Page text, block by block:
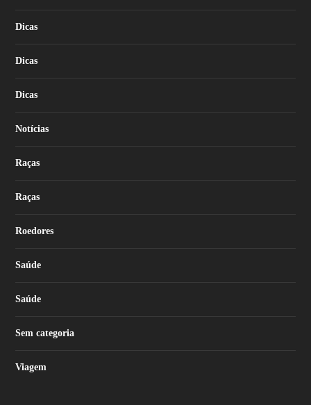
Dicas
Dicas
Dicas
Notícias
Raças
Raças
Roedores
Saúde
Saúde
Sem categoria
Viagem